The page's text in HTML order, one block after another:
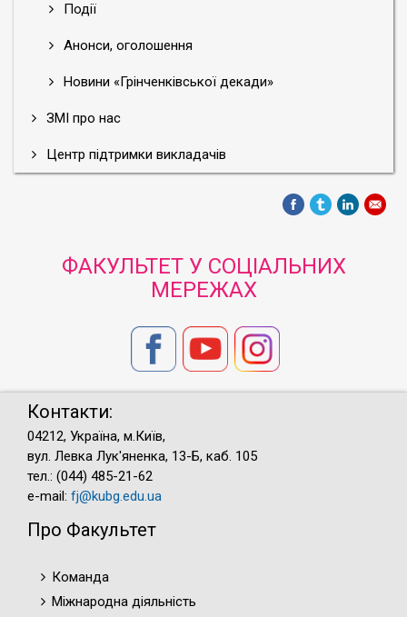
Події
Анонси, оголошення
Новини «Грінченківської декади»
ЗМІ про нас
Центр підтримки викладачів
ФАКУЛЬТЕТ У СОЦІАЛЬНИХ
МЕРЕЖАХ
Контакти:
04212, Україна, м.Київ,
вул. Левка Лук'яненка, 13-Б, каб. 105
тел.: (044) 485-21-62
e-mail: fj@kubg.edu.ua
Про Факультет
Команда
Міжнародна діяльність